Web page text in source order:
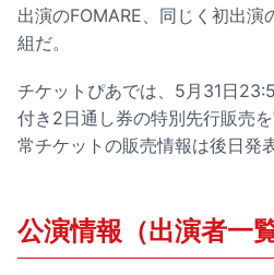
出演のFOMARE、同じく初出
組だ。
チケットぴあでは、5月31日
付き2日通し券の特別先行販売
常チケットの販売情報は後日発
公演情報（出演者一覧